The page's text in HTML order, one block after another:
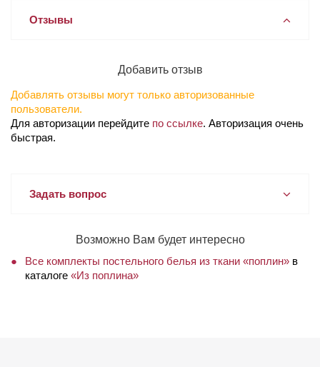
Отзывы
Добавить отзыв
Добавлять отзывы могут только авторизованные
пользователи.
Для авторизации перейдите по ссылке. Авторизация очень
быстрая.
Задать вопрос
Возможно Вам будет интересно
Все комплекты постельного белья из ткани «поплин» в
каталоге «Из поплина»